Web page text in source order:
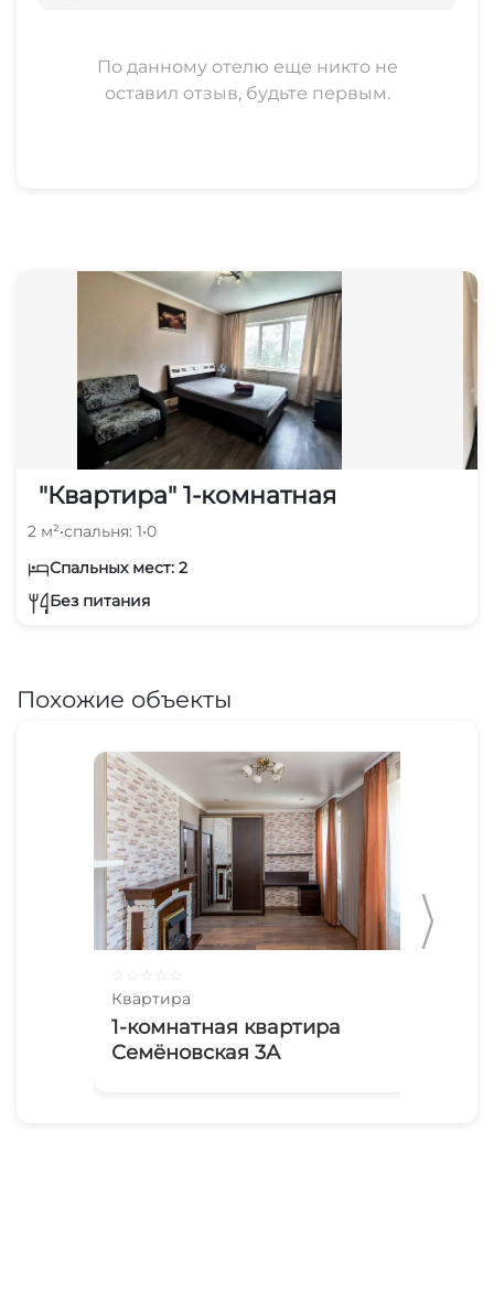
ВНИМАНИЕ: МИНИМАЛЬНЫЙ СРОК АРЕНДЫ
ОТ СУТОК!!!!!
ДНЯ НЕДЕЛИ, ПРАЗДНИКОВ И
ПРОДОЛЖИТЕЛЬНОСТИ ПРОЖИВАНИЯ
ВНИМАНИЕ!!! Уважаемые клиенты, для
времяпрепровождения эта квартира НЕ
ПОДХОДИТ, спасибо за понимание.
Расчетное время 12:00
По данному отелю еще никто не
оставил отзыв, будьте первым.
"Квартира" 1-комнатная
2 м²•спальня: 1•0
Спальных мест: 2
Без питания
Похожие объекты
Квартира
1-комнатная квартира
Семёновская 3А